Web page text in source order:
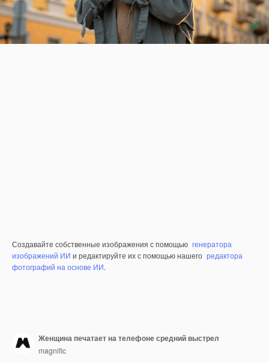
Создавайте собственные изображения с помощью генератора
изображений ИИ и редактируйте их с помощью нашего редактора
фотографий на основе ИИ.
Женщина печатает на телефоне средний выстрел
magnific